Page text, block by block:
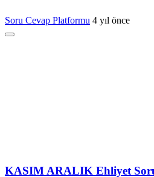
Soru Cevap Platformu 4 yıl önce
KASIM ARALIK Ehliyet